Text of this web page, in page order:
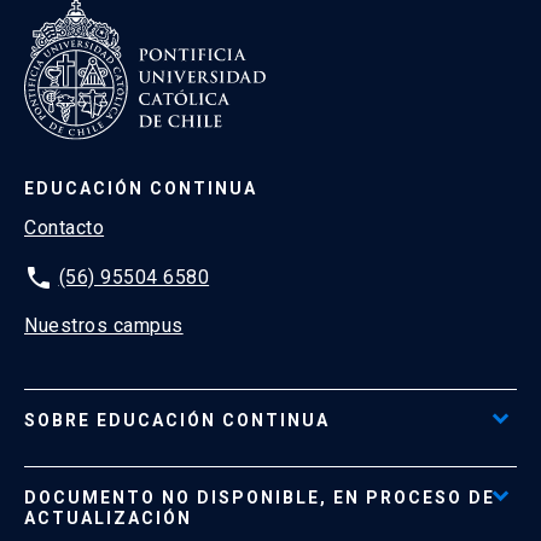
EDUCACIÓN CONTINUA
Contacto
phone (56) 95504 6580
Nuestros campus
SOBRE EDUCACIÓN CONTINUA
Formas de Pago
DOCUMENTO NO DISPONIBLE, EN PROCESO DE
ACTUALIZACIÓN